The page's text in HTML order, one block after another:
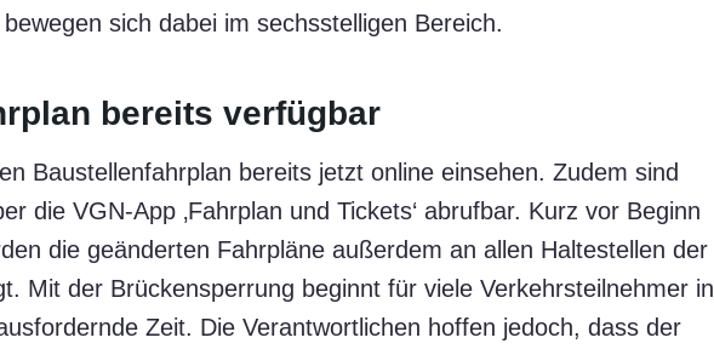
sich dabei im sechsstelligen Bereich.
bereits verfügbar
Baustellenfahrplan bereits jetzt online einsehen. Zudem sind
die VGN-App ‚Fahrplan und Tickets‘ abrufbar. Kurz vor Beginn
die geänderten Fahrpläne außerdem an allen Haltestellen der
Mit der Brückensperrung beginnt für viele Verkehrsteilnehmer in
Zeit. Die Verantwortlichen hoffen jedoch, dass der